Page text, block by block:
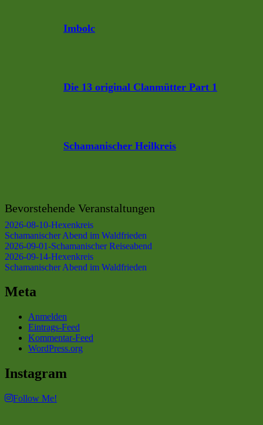
Imbolc
Die 13 original Clanmütter Part 1
Schamanischer Heilkreis
Bevorstehende Veranstaltungen
2026-08-10-Hexenkreis
Schamanischer Abend im Waldfrieden
2026-09-01-Schamanischer Reiseabend
2026-09-14-Hexenkreis
Schamanischer Abend im Waldfrieden
Meta
Anmelden
Eintrags-Feed
Kommentar-Feed
WordPress.org
Instagram
Follow Me!